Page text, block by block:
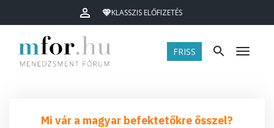
KLASSZIS ELŐFIZETÉS
FRISS Menü
Mi vár a magyar befektetőkre ősszel?